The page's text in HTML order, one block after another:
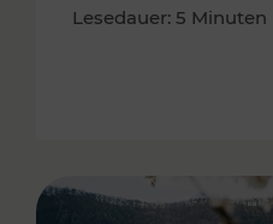
Lesedauer: 5 Minuten